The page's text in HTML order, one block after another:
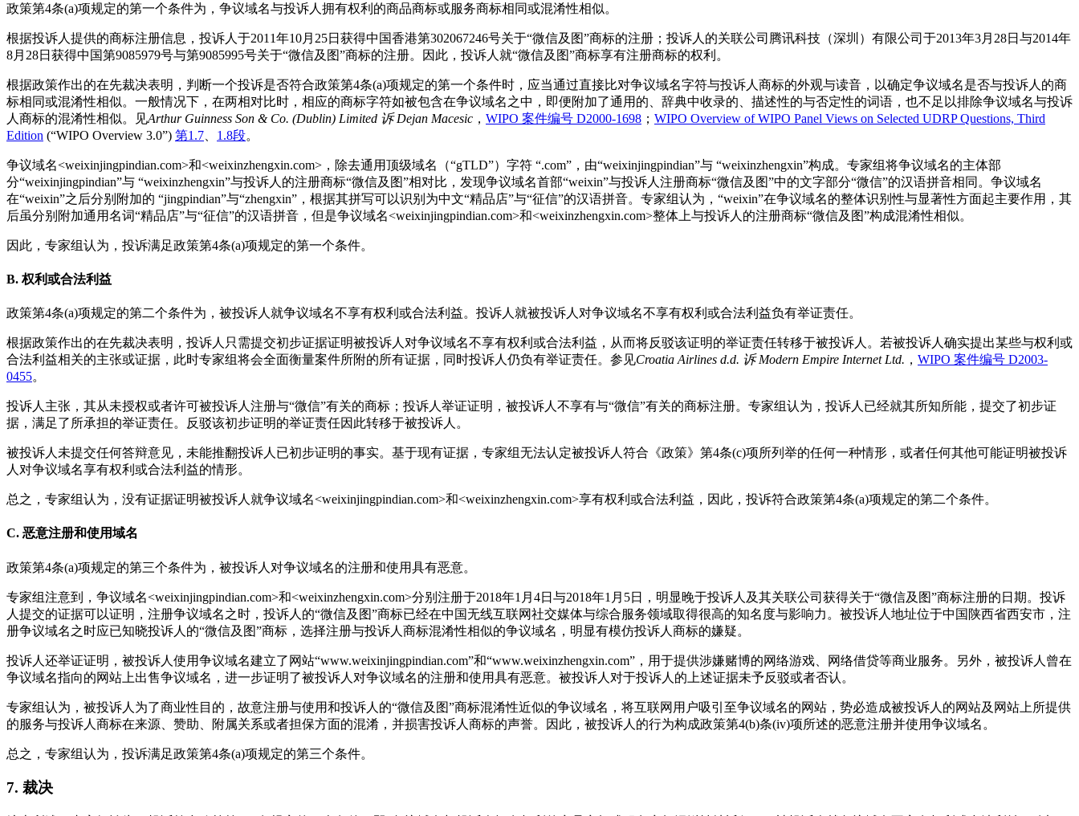
政策第4条(a)项规定的第一个条件为，争议域名与投诉人拥有权利的商品商标或服务商标相同或混淆性相似。
根据投诉人提供的商标注册信息，投诉人于2011年10月25日获得中国香港第302067246号关于“微信及图”商标的注册；投诉人的关联公司腾讯科技（深圳）有限公司于2013年3月28日与2014年
8月28日获得中国第9085979号与第9085995号关于“微信及图”商标的注册。因此，投诉人就“微信及图”商标享有注册商标的权利。
根据政策作出的在先裁决表明，判断一个投诉是否符合政策第4条(a)项规定的第一个条件时，应当通过直接比对争议域名字符与投诉人商标的外观与读音，以确定争议域名是否与投诉人的商
标相同或混淆性相似。一般情况下，在两相对比时，相应的商标字符如被包含在争议域名之中，即便附加了通用的、辞典中收录的、描述性的与否定性的词语，也不足以排除争议域名与投诉
人商标的混淆性相似。见Arthur Guinness Son & Co. (Dublin) Limited 诉Dejan Macesic ， WIPO 案件编号 D2000-1698 ； WIPO Overview of WIPO Panel Views on Selected UDRP Questions, Third
Edition (“WIPO Overview 3.0”) 第1.7 1.8段。
争议域名<weixinjingpindian.com>和<weixinzhengxin.com>，除去通用顶级域名（“gTLD”）字符 “.com”，由“weixinjingpindian”与 “weixinzhengxin”构成。专家组将争议域名的主体部
分“weixinjingpindian”与 “weixinzhengxin”与投诉人的注册商标“微信及图”相对比，发现争议域名首部“weixin”与投诉人注册商标“微信及图”中的文字部分“微信”的汉语拼音相同。争议域名
在“weixin”之后分别附加的 “jingpindian”与“zhengxin”，根据其拼写可以识别为中文“精品店”与“征信”的汉语拼音。专家组认为，“weixin”在争议域名的整体识别性与显著性方面起主要作用，其
后虽分别附加通用名词“精品店”与“征信”的汉语拼音，但是争议域名<weixinjingpindian.com>和<weixinzhengxin.com>整体上与投诉人的注册商标“微信及图”构成混淆性相似。
因此，专家组认为，投诉满足政策第4条(a)项规定的第一个条件。
B. 权利或合法利益
政策第4条(a)项规定的第二个条件为，被投诉人就争议域名不享有权利或合法利益。投诉人就被投诉人对争议域名不享有权利或合法利益负有举证责任。
根据政策作出的在先裁决表明，投诉人只需提交初步证据证明被投诉人对争议域名不享有权利或合法利益，从而将反驳该证明的举证责任转移于被投诉人。若被投诉人确实提出某些与权利或
合法利益相关的主张或证据，此时专家组将会全面衡量案件所附的所有证据，同时投诉人仍负有举证责任。参见Croatia Airlines d.d. 诉Modern Empire Internet Ltd. ， WIPO 案件编号 D2003-
0455。
投诉人主张，其从未授权或者许可被投诉人注册与“微信”有关的商标；投诉人举证证明，被投诉人不享有与“微信”有关的商标注册。专家组认为，投诉人已经就其所知所能，提交了初步证
据，满足了所承担的举证责任。反驳该初步证明的举证责任因此转移于被投诉人。
被投诉人未提交任何答辩意见，未能推翻投诉人已初步证明的事实。基于现有证据，专家组无法认定被投诉人符合《政策》第4条(c)项所列举的任何一种情形，或者任何其他可能证明被投诉
人对争议域名享有权利或合法利益的情形。
总之，专家组认为，没有证据证明被投诉人就争议域名<weixinjingpindian.com>和<weixinzhengxin.com>享有权利或合法利益，因此，投诉符合政策第4条(a)项规定的第二个条件。
C. 恶意注册和使用域名
政策第4条(a)项规定的第三个条件为，被投诉人对争议域名的注册和使用具有恶意。
专家组注意到，争议域名<weixinjingpindian.com>和<weixinzhengxin.com>分别注册于2018年1月4日与2018年1月5日，明显晚于投诉人及其关联公司获得关于“微信及图”商标注册的日期。投诉
人提交的证据可以证明，注册争议域名之时，投诉人的“微信及图”商标已经在中国无线互联网社交媒体与综合服务领域取得很高的知名度与影响力。被投诉人地址位于中国陕西省西安市，注
册争议域名之时应已知晓投诉人的“微信及图”商标，选择注册与投诉人商标混淆性相似的争议域名，明显有模仿投诉人商标的嫌疑。
投诉人还举证证明，被投诉人使用争议域名建立了网站“www.weixinjingpindian.com”和“www.weixinzhengxin.com”，用于提供涉嫌赌博的网络游戏、网络借贷等商业服务。另外，被投诉人曾在
争议域名指向的网站上出售争议域名，进一步证明了被投诉人对争议域名的注册和使用具有恶意。被投诉人对于投诉人的上述证据未予反驳或者否认。
专家组认为，被投诉人为了商业性目的，故意注册与使用和投诉人的“微信及图”商标混淆性近似的争议域名，将互联网用户吸引至争议域名的网站，势必造成被投诉人的网站及网站上所提供
的服务与投诉人商标在来源、赞助、附属关系或者担保方面的混淆，并损害投诉人商标的声誉。因此，被投诉人的行为构成政策第4(b)条(iv)项所述的恶意注册并使用争议域名。
总之，专家组认为，投诉满足政策第4条(a)项规定的第三个条件。
7. 裁决